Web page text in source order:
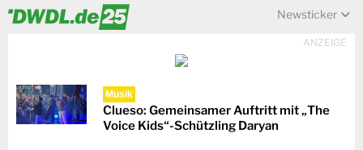
Newsticker
ANZEIGE
Musik
Clueso: Gemeinsamer Auftritt mit „The
Voice Kids“-Schützling Daryan